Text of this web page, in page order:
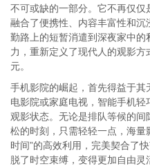
不可或缺的一部分。它不再仅
融合了便携性、内容丰富性和
勤路上的短暂消遣到深夜家中
力，重新定义了现代人的观影
元。
手机影院的崛起，首先得益于
电影院或家庭电视，智能手机
观影状态。无论是排队等候的
松的时刻，只需轻轻一点，海量
时间”的高效利用，完美契合了
脱了时空束缚，变得更加自由灵